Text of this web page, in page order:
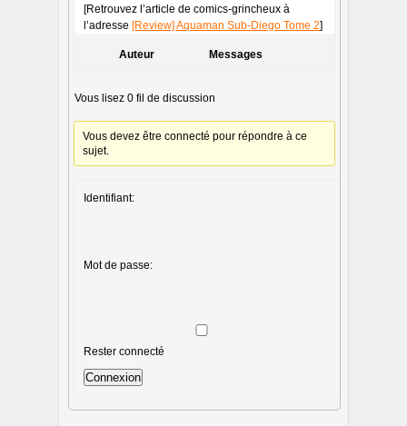
[Retrouvez l’article de comics-grincheux à
l’adresse [Review] Aquaman Sub-Diego Tome 2]
Auteur Messages
Vous lisez 0 fil de discussion
Vous devez être connecté pour répondre à ce
sujet.
Identifiant:
Mot de passe:
Rester connecté
Connexion